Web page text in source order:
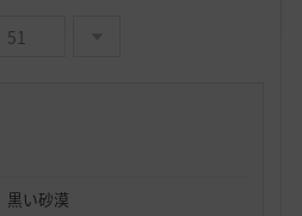
51
黒い砂漠